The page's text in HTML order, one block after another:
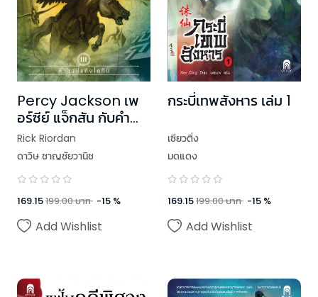
Percy Jackson เพ
อร์ซีย์ แจ็กสัน กับคำ
สาปแห่งไททัน
Rick Riordan
ดาวิษ ชาญชัยวานิช
169.15199.00บาท -15 %
Add Wishlist
กระบี่เทพสังหาร เล่ม 1
เซียวติ่ง
มดแดง
169.15199.00บาท -15 %
Add Wishlist